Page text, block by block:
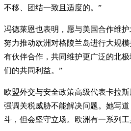
不移、团结一致且适度的。”
冯德莱恩也表明，愿与美国合作维
努力推动欧洲对格陵兰岛进行大规
有伙伴合作，共同维护更广泛的北
们的共同利益。”
欧盟外交与安全政策高级代表卡拉
强调关税威胁不能解决问题。她写
斗，但会坚守立场。欧洲有一系列